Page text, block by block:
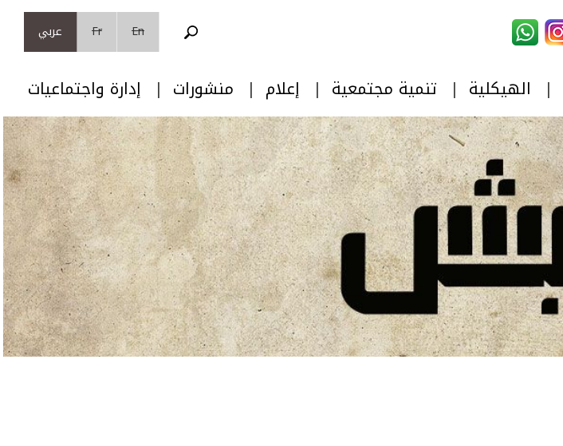
En
Fr عربي
الهيكلية تنمية مجتمعية إعلام منشورات إدارة واجتماعيات